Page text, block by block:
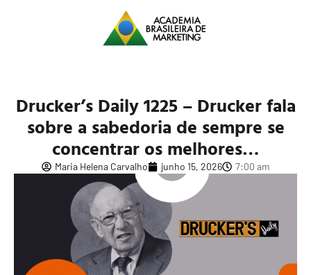
Drucker’s Daily 1225 – Drucker fala
sobre a sabedoria de sempre se
concentrar os melhores…
Maria Helena Carvalho junho 15, 2026 7:00 am